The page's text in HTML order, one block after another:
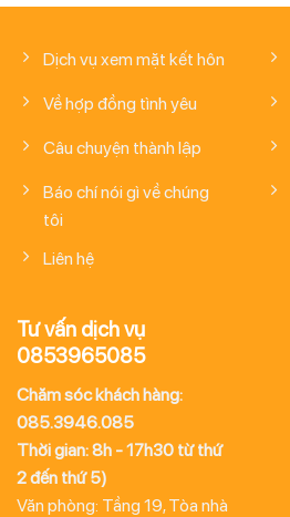
Dịch vụ xem mặt kết hôn
Về hợp đồng tình yêu
Câu chuyện thành lập
Báo chí nói gì về chúng
tôi
Liên hệ
Tư vấn dịch vụ
0853965085
Chăm sóc khách hàng:
085.3946.085
Thời gian: 8h - 17h30 từ thứ
2 đến thứ 5)
Văn phòng: Tầng 19, Tòa nhà